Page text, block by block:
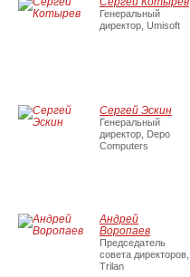
Генеральный
директор, Umisoft
Сергей Эскин
Генеральный
директор, Depo
Computers
Андрей
Воропаев
Председатель
совета директоров,
Trilan